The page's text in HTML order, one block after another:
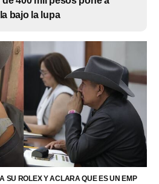
bajo la lupa
SU ROLEX Y ACLARA QUE ES UN EMP